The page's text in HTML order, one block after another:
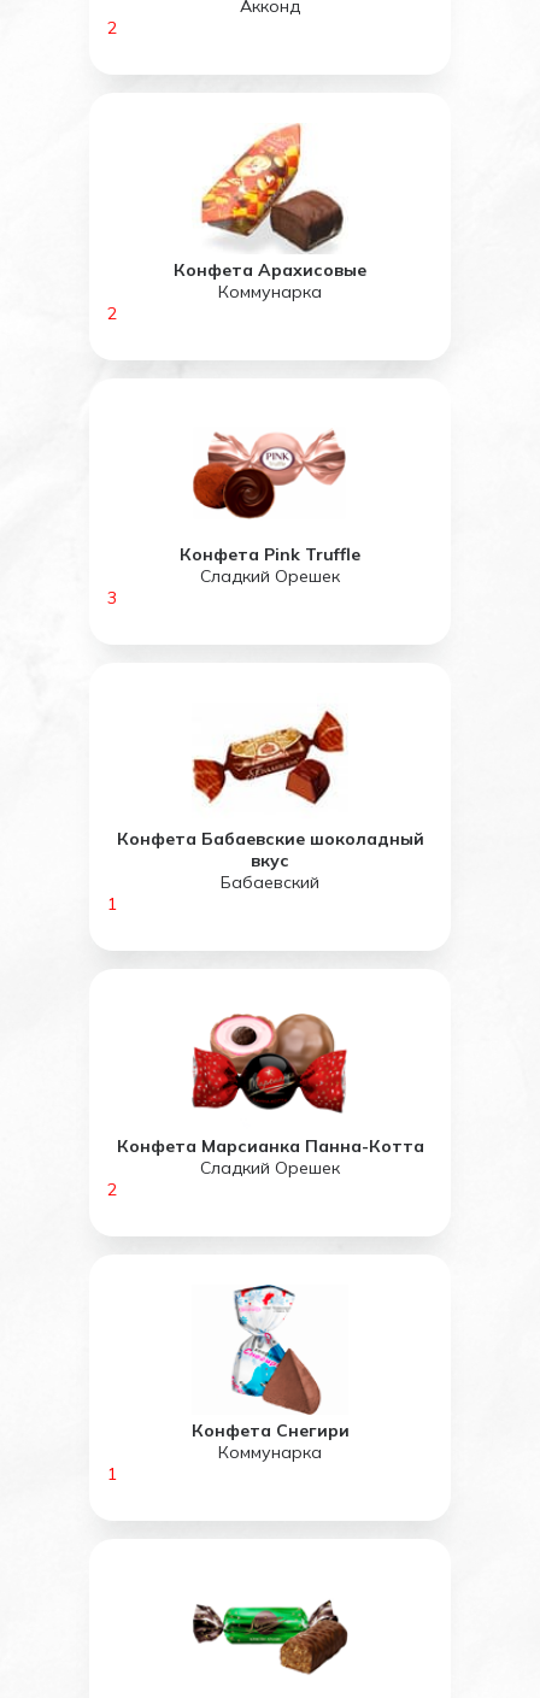
Акконд
2
Конфета Арахисовые
Коммунарка
2
Конфета Pink Truffle
Сладкий Орешек
3
Конфета Бабаевские шоколадный
вкус
Бабаевский
1
Конфета Марсианка Панна-Котта
Сладкий Орешек
2
Конфета Снегири
Коммунарка
1